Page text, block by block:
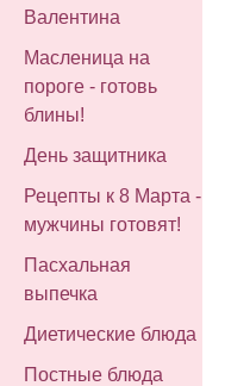
Валентина
Масленица на
пороге - готовь
блины!
День защитника
Рецепты к 8 Марта -
мужчины готовят!
Пасхальная
выпечка
Диетические блюда
Постные блюда